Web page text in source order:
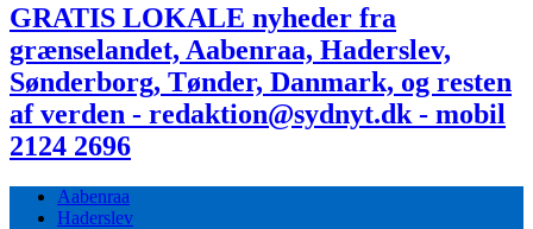
GRATIS LOKALE nyheder fra
grænselandet, Aabenraa, Haderslev,
Sønderborg, Tønder, Danmark, og resten
af verden - redaktion@sydnyt.dk - mobil
2124 2696
Aabenraa
Haderslev